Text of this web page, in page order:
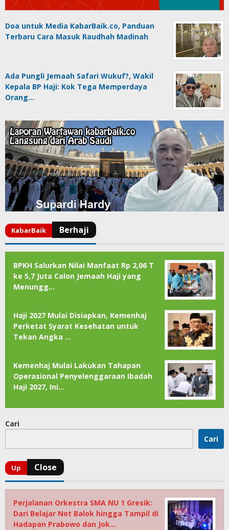
Doa untuk Media KabarBaik.co, Panduan
Terbaru Cara Masuk Raudhah Madinah
Ada Pungli Jemaah Safari Wukuf?, Wakil
Kepala BP Haji: Kok Tega Memperdaya
Orang…
BPKH Salurkan Nilai Manfaat Rp 2,06 T
ke 5,7 Juta Calon Jemaah Haji yang
Menungg…
Haji 2027 Mulai Disiapkan, Kemenhaj
Perketat Syarat Kesehatan untuk
Tekan Angka …
Kemenhaj Mulai Lakukan Tahapan
Operasional Penyelenggaraan Ibadah
Haji 2027, Ini…
Cari
Cari
Perjalanan Orkestra SMA NU 1 Gresik:
Dari Belajar Not Balok hingga Tampil di
Hadapan Prabowo dan Jok…